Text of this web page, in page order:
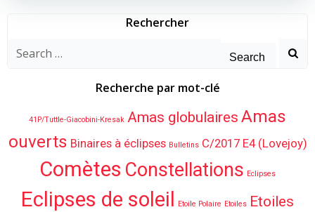
Rechercher
Search
Recherche par mot-clé
41P/Tuttle-Giacobini-Kresak Amas globulaires Amas
ouverts Binaires à éclipses Bulletins C/2017 E4 (Lovejoy)
Comètes Constellations Eclipses
Eclipses de soleil Etoile Polaire Etoiles Etoiles